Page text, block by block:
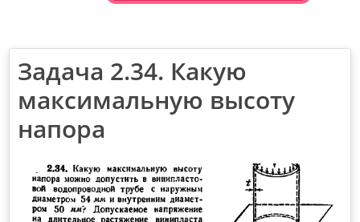
Задача 2.34. Какую
максимальную высоту
напора